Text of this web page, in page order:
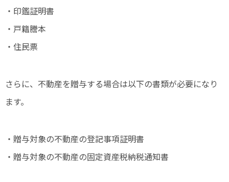
・印鑑証明書
・戸籍謄本
・住民票
さらに、不動産を贈与する場合は以下の書類が必要になり
ます。
・贈与対象の不動産の登記事項証明書
・贈与対象の不動産の固定資産税納税通知書